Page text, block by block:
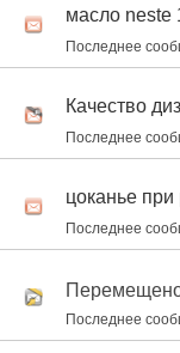
масло neste
Последнее
Качество
Последнее
цоканье при
Последнее
Последнее